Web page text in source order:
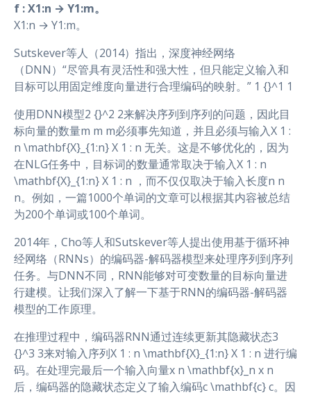
f : X1:n → Y1:m。
X1:n → Y1:m。
Sutskever等人（2014）指出，深度神经网络
（DNN）“尽管具有灵活性和强大性，但只能定义输入和
目标可以用固定维度向量进行合理编码的映射。” 1 {}^1 1
使用DNN模型2 {}^2 2来解决序列到序列的问题，因此目
标向量的数量m m m必须事先知道，并且必须与输入X 1 :
n \mathbf{X}_{1:n} X 1 : n ​无关。这是不够优化的，因为
在NLG任务中，目标词的数量通常取决于输入X 1 : n
\mathbf{X}_{1:n} X 1 : n ​，而不仅仅取决于输入长度n n
n。例如，一篇1000个单词的文章可以根据其内容被总结
为200个单词或100个单词。
2014年，Cho等人和Sutskever等人提出使用基于循环神
经网络（RNNs）的编码器-解码器模型来处理序列到序列
任务。与DNN不同，RNN能够对可变数量的目标向量进
行建模。让我们深入了解一下基于RNN的编码器-解码器
模型的工作原理。
在推理过程中，编码器RNN通过连续更新其隐藏状态3
{}^3 3来对输入序列X 1 : n \mathbf{X}_{1:n} X 1 : n ​进行编
码。在处理完最后一个输入向量x n \mathbf{x}_n x n ​
后，编码器的隐藏状态定义了输入编码c \mathbf{c} c。因